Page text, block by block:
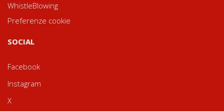
WhistleBlowing
Preferenze cookie
SOCIAL
Facebook
Instagram
X